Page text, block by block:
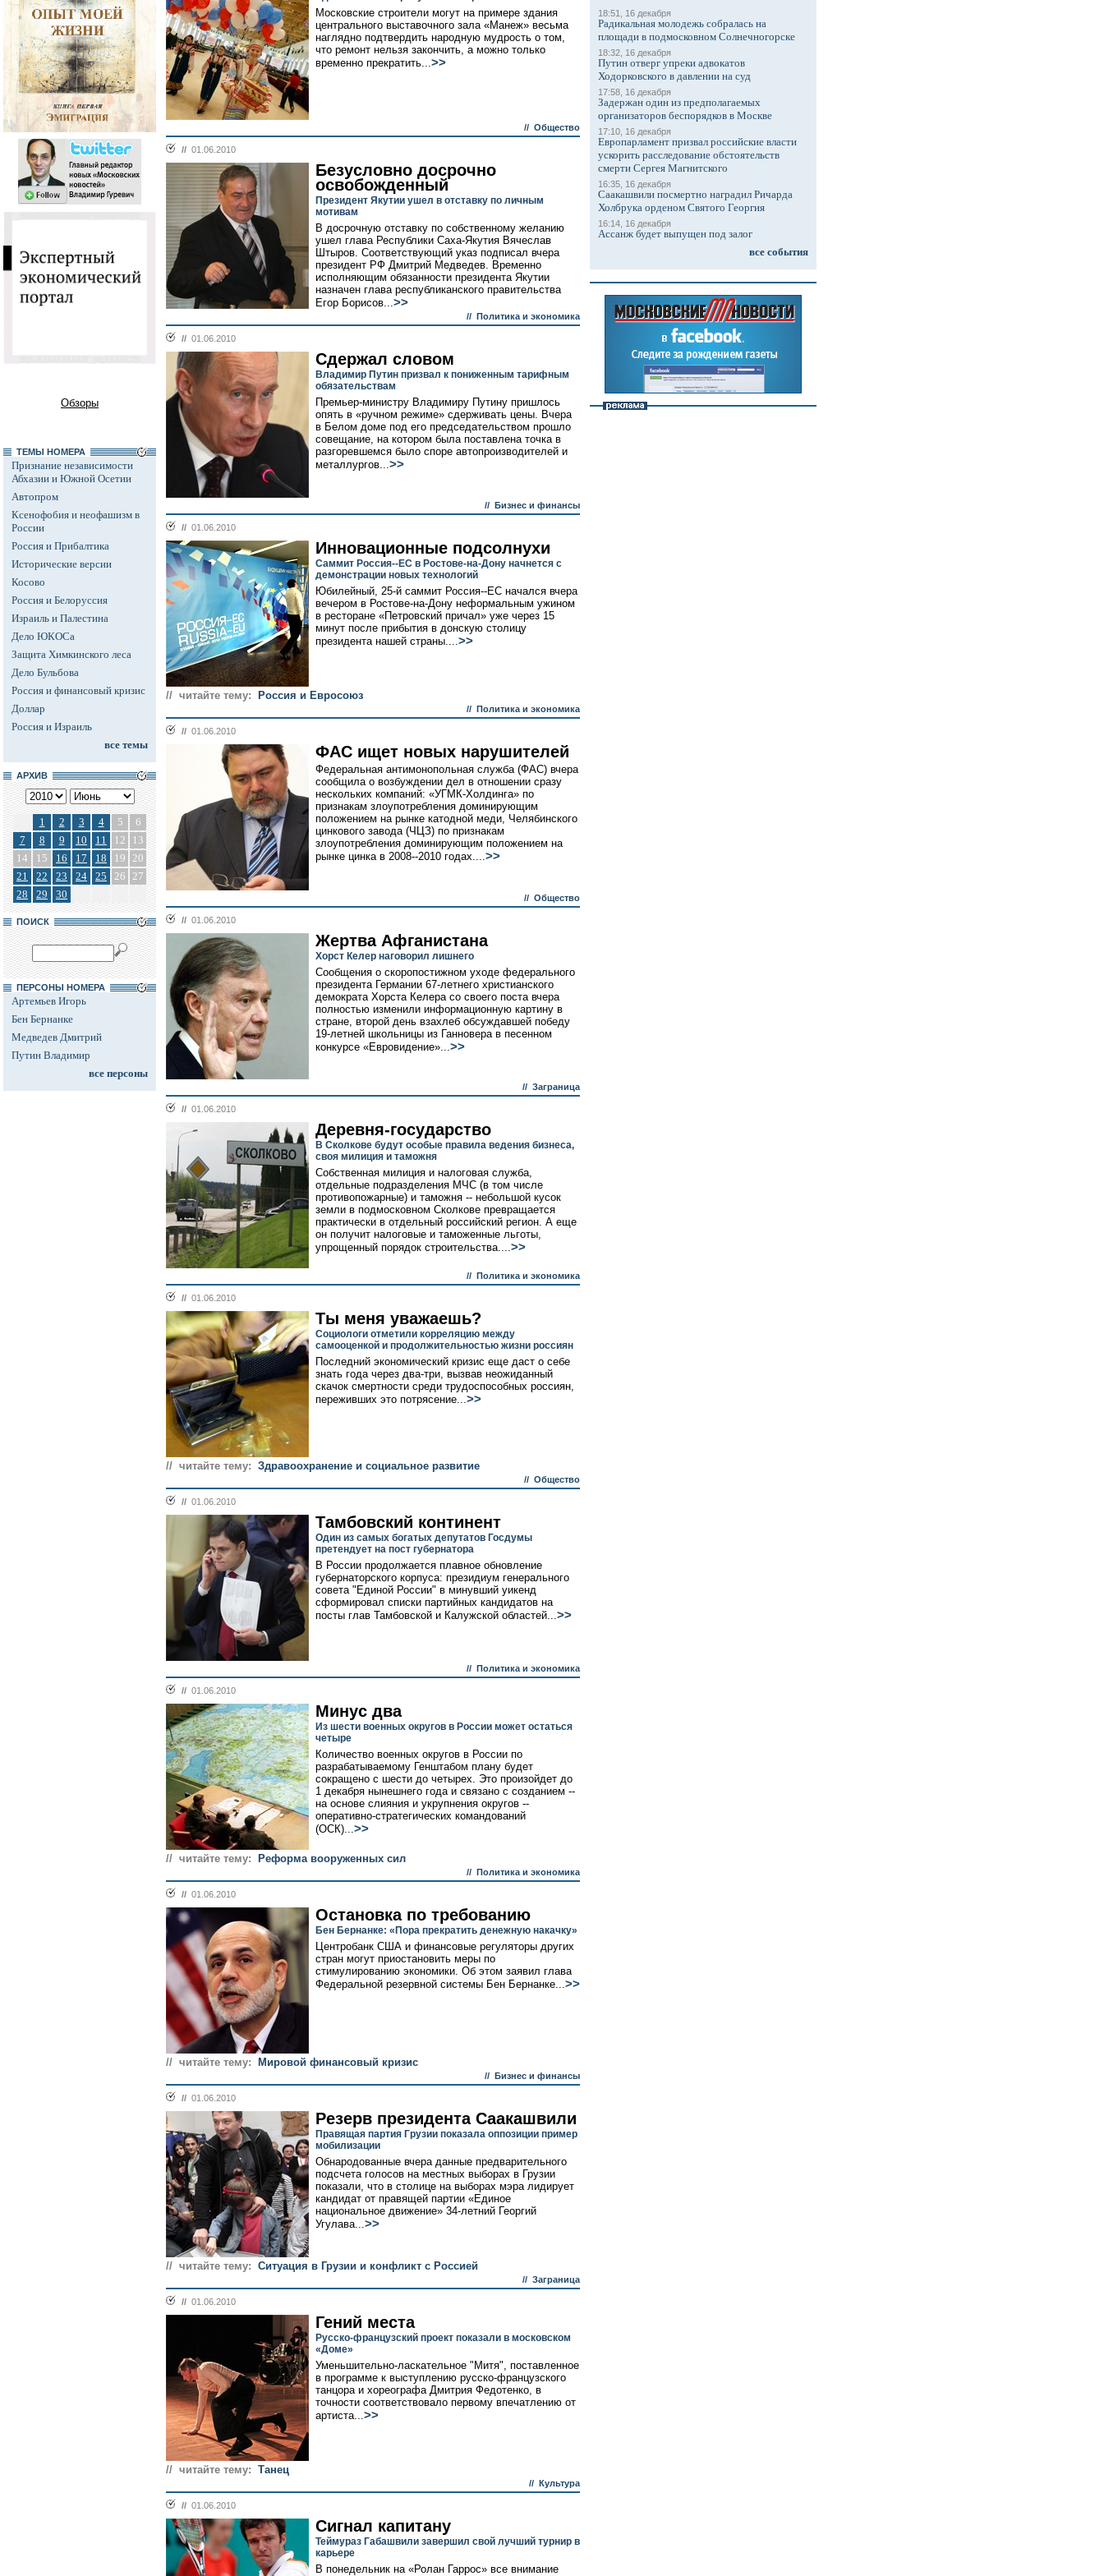
Обзоры
ТЕМЫ НОМЕРА
Признание независимости
Абхазии и Южной Осетии
Автопром
Ксенофобия и неофашизм в
России
Россия и Прибалтика
Исторические версии
Косово
Россия и Белоруссия
Израиль и Палестина
Дело ЮКОСа
Защита Химкинского леса
Дело Бульбова
Россия и финансовый кризис
Доллар
Россия и Израиль
все темы
АРХИВ
1 2 3 4 5
6
7
8 9 10 11 12
13
14
15 16 17 18 19 20
21
22 23 24 25 26 27
28
29 30
ПОИСК
ПЕРСОНЫ НОМЕРА
Артемьев Игорь
Бен Бернанке
Медведев Дмитрий
Путин Владимир
все персоны
Московские строители могут на примере здания
центрального выставочного зала «Манеж» весьма
наглядно подтвердить народную мудрость о том,
что ремонт нельзя закончить, а можно только
временно прекратить...>>
// Общество
// 01.06.2010
Безусловно досрочно
освобожденный
Президент Якутии ушел в отставку по личным
мотивам
В досрочную отставку по собственному желанию
ушел глава Республики Саха-Якутия Вячеслав
Штыров. Соответствующий указ подписал вчера
президент РФ Дмитрий Медведев. Временно
исполняющим обязанности президента Якутии
назначен глава республиканского правительства
Егор Борисов...>>
// Политика и экономика
// 01.06.2010
Сдержал словом
Владимир Путин призвал к пониженным тарифным
обязательствам
Премьер-министру Владимиру Путину пришлось
опять в «ручном режиме» сдерживать цены. Вчера
в Белом доме под его председательством прошло
совещание, на котором была поставлена точка в
разгоревшемся было споре автопроизводителей и
металлургов...>>
// Бизнес и финансы
// 01.06.2010
Инновационные подсолнухи
Саммит Россия--ЕС в Ростове-на-Дону начнется с
демонстрации новых технологий
Юбилейный, 25-й саммит Россия--ЕС начался вчера
вечером в Ростове-на-Дону неформальным ужином
в ресторане «Петровский причал» уже через 15
минут после прибытия в донскую столицу
президента нашей страны....>>
// читайте тему: Россия и Евросоюз
// Политика и экономика
// 01.06.2010
ФАС ищет новых нарушителей
Федеральная антимонопольная служба (ФАС) вчера
сообщила о возбуждении дел в отношении сразу
нескольких компаний: «УГМК-Холдинга» по
признакам злоупотребления доминирующим
положением на рынке катодной меди, Челябинского
цинкового завода (ЧЦЗ) по признакам
злоупотребления доминирующим положением на
рынке цинка в 2008--2010 годах....>>
// Общество
// 01.06.2010
Жертва Афганистана
Хорст Келер наговорил лишнего
Сообщения о скоропостижном уходе федерального
президента Германии 67-летнего христианского
демократа Хорста Келера со своего поста вчера
полностью изменили информационную картину в
стране, второй день взахлеб обсуждавшей победу
19-летней школьницы из Ганновера в песенном
конкурсе «Евровидение»...>>
// Заграница
// 01.06.2010
Деревня-государство
В Сколкове будут особые правила ведения бизнеса,
своя милиция и таможня
Собственная милиция и налоговая служба,
отдельные подразделения МЧС (в том числе
противопожарные) и таможня -- небольшой кусок
земли в подмосковном Сколкове превращается
практически в отдельный российский регион. А еще
он получит налоговые и таможенные льготы,
упрощенный порядок строительства....>>
// Политика и экономика
// 01.06.2010
Ты меня уважаешь?
Социологи отметили корреляцию между
самооценкой и продолжительностью жизни россиян
Последний экономический кризис еще даст о себе
знать года через два-три, вызвав неожиданный
скачок смертности среди трудоспособных россиян,
переживших это потрясение...>>
// читайте тему: Здравоохранение и социальное развитие
// Общество
// 01.06.2010
Тамбовский континент
Один из самых богатых депутатов Госдумы
претендует на пост губернатора
В России продолжается плавное обновление
губернаторского корпуса: президиум генерального
совета "Единой России" в минувший уикенд
сформировал списки партийных кандидатов на
посты глав Тамбовской и Калужской областей...>>
// Политика и экономика
// 01.06.2010
Минус два
Из шести военных округов в России может остаться
четыре
Количество военных округов в России по
разрабатываемому Генштабом плану будет
сокращено с шести до четырех. Это произойдет до
1 декабря нынешнего года и связано с созданием --
на основе слияния и укрупнения округов --
оперативно-стратегических командований
(ОСК)...>>
// читайте тему: Реформа вооруженных сил
// Политика и экономика
// 01.06.2010
Остановка по требованию
Бен Бернанке: «Пора прекратить денежную накачку»
Центробанк США и финансовые регуляторы других
стран могут приостановить меры по
стимулированию экономики. Об этом заявил глава
Федеральной резервной системы Бен Бернанке...>>
// читайте тему: Мировой финансовый кризис
// Бизнес и финансы
// 01.06.2010
Резерв президента Саакашвили
Правящая партия Грузии показала оппозиции пример
мобилизации
Обнародованные вчера данные предварительного
подсчета голосов на местных выборах в Грузии
показали, что в столице на выборах мэра лидирует
кандидат от правящей партии «Единое
национальное движение» 34-летний Георгий
Угулава...>>
// читайте тему: Ситуация в Грузии и конфликт с Россией
// Заграница
// 01.06.2010
Гений места
Русско-французский проект показали в московском
«Доме»
Уменьшительно-ласкательное "Митя", поставленное
в программе к выступлению русско-французского
танцора и хореографа Дмитрия Федотенко, в
точности соответствовало первому впечатлению от
артиста...>>
// читайте тему: Танец
// Культура
// 01.06.2010
Сигнал капитану
Теймураз Габашвили завершил свой лучший турнир в
карьере
В понедельник на «Ролан Гаррос» все внимание
18:51, 16 декабря
Радикальная молодежь собралась на
площади в подмосковном Солнечногорске
18:32, 16 декабря
Путин отверг упреки адвокатов
Ходорковского в давлении на суд
17:58, 16 декабря
Задержан один из предполагаемых
организаторов беспорядков в Москве
17:10, 16 декабря
Европарламент призвал российские власти
ускорить расследование обстоятельств
смерти Сергея Магнитского
16:35, 16 декабря
Саакашвили посмертно наградил Ричарда
Холбрука орденом Святого Георгия
16:14, 16 декабря
Ассанж будет выпущен под залог
все события